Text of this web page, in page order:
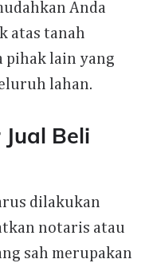
Anda
atas tanah
pihak lain yang
lahan.
Beli
dilakukan
notaris atau
sah merupakan